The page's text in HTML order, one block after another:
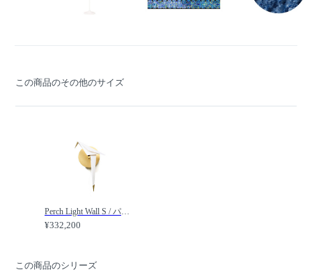
この商品のその他のサイズ
Perch Light Wall S / パーチライト ウォール S /
¥332,200
この商品のシリーズ